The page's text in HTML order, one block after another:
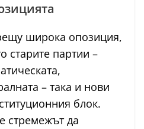
широка опозиция,
старите партии –
– така и нови
блок.
стремежът да